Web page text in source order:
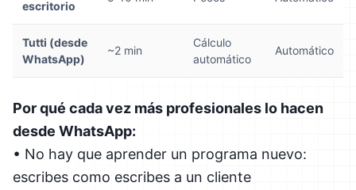
escritorio
Tutti (desde
WhatsApp)
~2 min
Cálculo
automático
Automático
Por qué cada vez más profesionales lo hacen
desde WhatsApp:
• No hay que aprender un programa nuevo:
escribes como escribes a un cliente